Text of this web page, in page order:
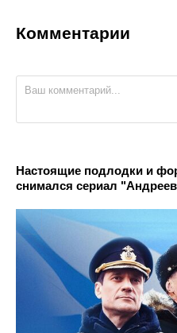
Комментарии
Настоящие подлодки и
снимался сериал